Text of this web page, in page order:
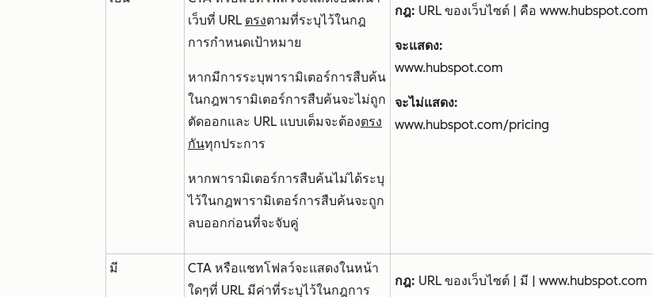
เว็บที่ URL ตรงตามที่ระบุไว้ในกฎ
การกำหนดเป้าหมาย
หากมีการระบุพารามิเตอร์การสืบค้น
ในกฎพารามิเตอร์การสืบค้นจะไม่ถูก
ตัดออกและ URL แบบเต็มจะต้องตรง
กันทุกประการ
หากพารามิเตอร์การสืบค้นไม่ได้ระบุ
ไว้ในกฎพารามิเตอร์การสืบค้นจะถูก
ลบออกก่อนที่จะจับคู่
กฎ: URL ของเว็บไซต์ | คือ www.hubspot.com
จะแสดง:
www.hubspot.com
จะไม่แสดง:
www.hubspot.com/pricing
มี
CTA หรือแชทโฟลว์จะแสดงในหน้า
ใดๆที่ URL มีค่าที่ระบุไว้ในกฎการ
กฎ: URL ของเว็บไซต์ | มี | www.hubspot.com